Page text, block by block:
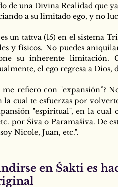
de una Divina Realidad que
a su limitado ego, y no
un tattva (15) en el sistema
y físicos. No puedes
su inherente limitación.
el ego regresa a
me refiero con "expansión”?
la cual te esfuerzas por
"espiritual", en la cual
por Śiva o Paramaśiva. De
Nicole, Juan, etc.".
en Śakti es